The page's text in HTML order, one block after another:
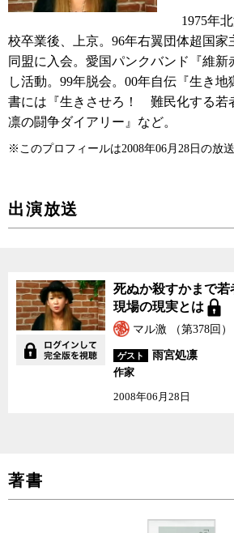
1975年
校卒業後、上京。96年右翼団体超国家
同盟に入会。愛国パンクバンド『維新
し活動。99年脱会。00年自伝『生き
書には『生きさせろ！ 難民化する若
凛の闘争ダイアリー』など。
※このプロフィールは2008年06月28日の放
出演放送
死ぬか殺すかまで若者を
追いつめる労働現場の現
実とは
死ぬか殺すかまで
現場の現実とは
マル激 （第378回）
ゲスト
雨宮処凛
作家
2008年06月28日
著書